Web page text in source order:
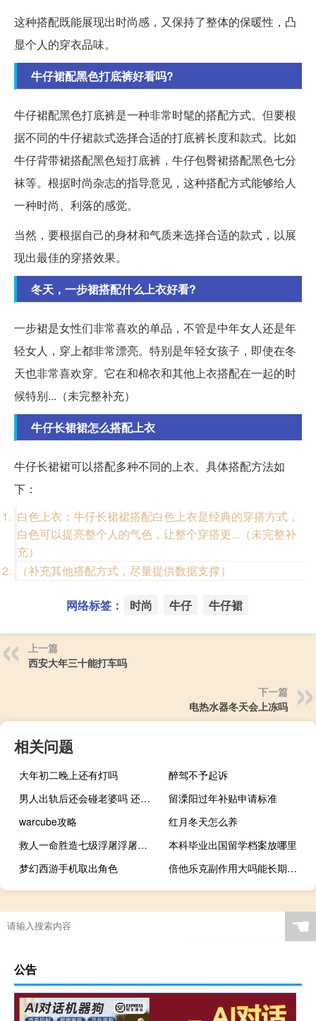
这种搭配既能展现出时尚感，又保持了整体的保暖性，凸
显个人的穿衣品味。
牛仔裙配黑色打底裤好看吗?
牛仔裙配黑色打底裤是一种非常时髦的搭配方式。但要根
据不同的牛仔裙款式选择合适的打底裤长度和款式。比如
牛仔背带裙搭配黑色短打底裤，牛仔包臀裙搭配黑色七分
袜等。根据时尚杂志的指导意见，这种搭配方式能够给人
一种时尚、利落的感觉。
当然，要根据自己的身材和气质来选择合适的款式，以展
现出最佳的穿搭效果。
冬天，一步裙搭配什么上衣好看?
一步裙是女性们非常喜欢的单品，不管是中年女人还是年
轻女人，穿上都非常漂亮。特别是年轻女孩子，即使在冬
天也非常喜欢穿。它在和棉衣和其他上衣搭配在一起的时
候特别...（未完整补充）
牛仔长裙裙怎么搭配上衣
牛仔长裙裙可以搭配多种不同的上衣。具体搭配方法如
下：
白色上衣：牛仔长裙裙搭配白色上衣是经典的穿搭方式，
白色可以提亮整个人的气色，让整个穿搭更...（未完整补
充）
（补充其他搭配方式，尽量提供数据支撑）
网络标签： 时尚 牛仔 牛仔裙
上一篇
西安大年三十能打车吗
下一篇
电热水器冬天会上冻吗
相关问题
大年初二晚上还有灯吗
醉驾不予起诉
男人出轨后还会碰老婆吗 还会继续深爱老婆吗
留溧阳过年补贴申请标准
warcube攻略
红月冬天怎么养
救人一命胜造七级浮屠浮屠是指（救人一命胜造七级浮屠）
本科毕业出国留学档案放哪里
梦幻西游手机取出角色
倍他乐克副作用大吗能长期吃吗（倍他乐克副作用大吗）
☚
公告